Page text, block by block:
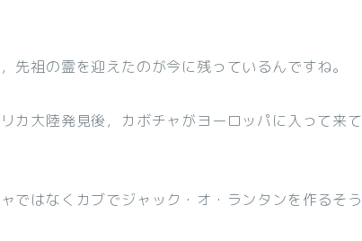
先祖の霊を迎えたのが今に残っているんですね。
カ大陸発見後，カボチャがヨーロッパに入って来て
ではなくカブでジャック・オ・ランタンを作るそう